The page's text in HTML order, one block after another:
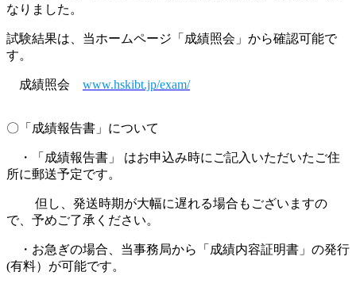
なりました。
試験結果は、当ホームページ「成績照会」から確認可能で
す。
成績照会 www.hskibt.jp/exam/
〇「成績報告書」について
・「成績報告書」 はお申込み時にご記入いただいたご住
所に郵送予定です。
但し、発送時期が大幅に遅れる場合もございますの
で、予めご了承ください。
・お急ぎの場合、当事務局から「成績内容証明書」の発行
(有料）が可能です。